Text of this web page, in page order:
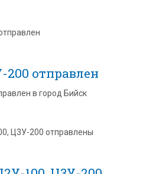
отправлен
в город Бийск